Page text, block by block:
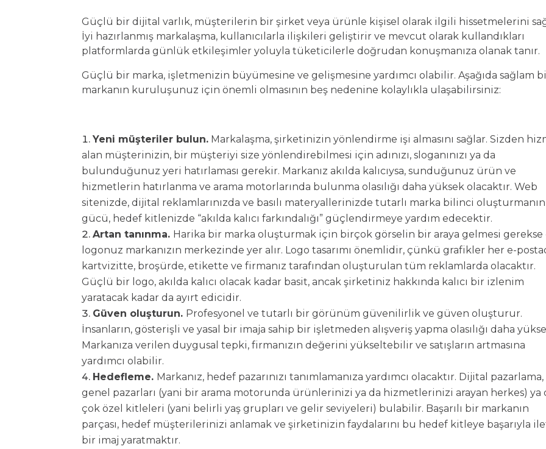
Güçlü bir dijital varlık, müşterilerin bir şirket veya ürünle kişisel olarak ilgili hissetmelerini
İyi hazırlanmış markalaşma, kullanıcılarla ilişkileri geliştirir ve mevcut olarak kullandıkları
platformlarda günlük etkileşimler yoluyla tüketicilerle doğrudan konuşmanıza olanak tanır.
Güçlü bir marka, işletmenizin büyümesine ve gelişmesine yardımcı olabilir. Aşağıda sağlam
markanın kuruluşunuz için önemli olmasının beş nedenine kolaylıkla ulaşabilirsiniz:
Yeni müşteriler bulun. Markalaşma, şirketinizin yönlendirme işi almasını sağlar. Sizden
alan müşterinizin, bir müşteriyi size yönlendirebilmesi için adınızı, sloganınızı ya da
bulunduğunuz yeri hatırlaması gerekir. Markanız akılda kalıcıysa, sunduğunuz ürün ve
hizmetlerin hatırlanma ve arama motorlarında bulunma olasılığı daha yüksek olacaktır. Web
sitenizde, dijital reklamlarınızda ve basılı materyallerinizde tutarlı marka bilinci oluşturmanın
gücü, hedef kitlenizde “akılda kalıcı farkındalığı” güçlendirmeye yardım edecektir.
Artan tanınma. Harika bir marka oluşturmak için birçok görselin bir araya gelmesi gerekse
logonuz markanızın merkezinde yer alır. Logo tasarımı önemlidir, çünkü grafikler her e-
kartvizitte, broşürde, etikette ve firmanız tarafından oluşturulan tüm reklamlarda olacaktır.
Güçlü bir logo, akılda kalıcı olacak kadar basit, ancak şirketiniz hakkında kalıcı bir izlenim
yaratacak kadar da ayırt edicidir.
Güven oluşturun. Profesyonel ve tutarlı bir görünüm güvenilirlik ve güven oluşturur.
İnsanların, gösterişli ve yasal bir imaja sahip bir işletmeden alışveriş yapma olasılığı daha
Markanıza verilen duygusal tepki, firmanızın değerini yükseltebilir ve satışların artmasına
yardımcı olabilir.
Hedefleme. Markanız, hedef pazarınızı tanımlamanıza yardımcı olacaktır. Dijital pazarlama,
genel pazarları (yani bir arama motorunda ürünlerinizi ya da hizmetlerinizi arayan herkes) ya
çok özel kitleleri (yani belirli yaş grupları ve gelir seviyeleri) bulabilir. Başarılı bir markanın
parçası, hedef müşterilerinizi anlamak ve şirketinizin faydalarını bu hedef kitleye başarıyla
bir imaj yaratmaktır.